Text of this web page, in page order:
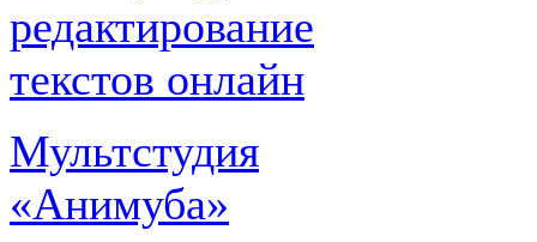
редактирование
текстов онлайн
Мультстудия
«Анимуба»